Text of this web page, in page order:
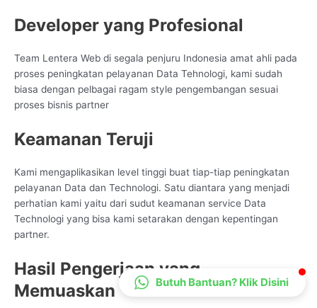
Developer yang Profesional
Team Lentera Web di segala penjuru Indonesia amat ahli pada
proses peningkatan pelayanan Data Tehnologi, kami sudah
biasa dengan pelbagai ragam style pengembangan sesuai
proses bisnis partner
Keamanan Teruji
Kami mengaplikasikan level tinggi buat tiap-tiap peningkatan
pelayanan Data dan Technologi. Satu diantara yang menjadi
perhatian kami yaitu dari sudut keamanan service Data
Technologi yang bisa kami setarakan dengan kepentingan
partner.
Hasil Pengerjaan yang
Memuaskan
Online
Butuh Bantuan? Klik Disini